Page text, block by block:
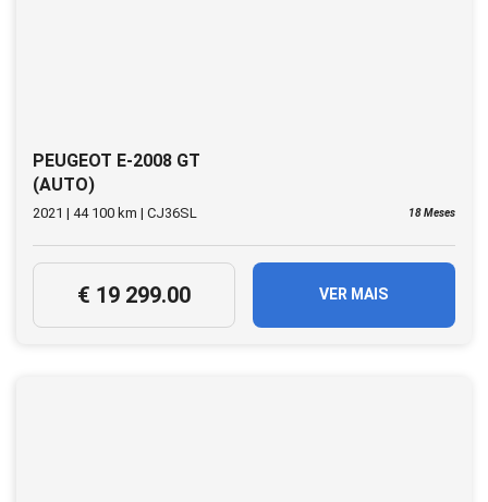
PEUGEOT E-2008 GT
(AUTO)
2021 | 44 100 km | CJ36SL 18 Meses
€ 19 299.00 VER MAIS